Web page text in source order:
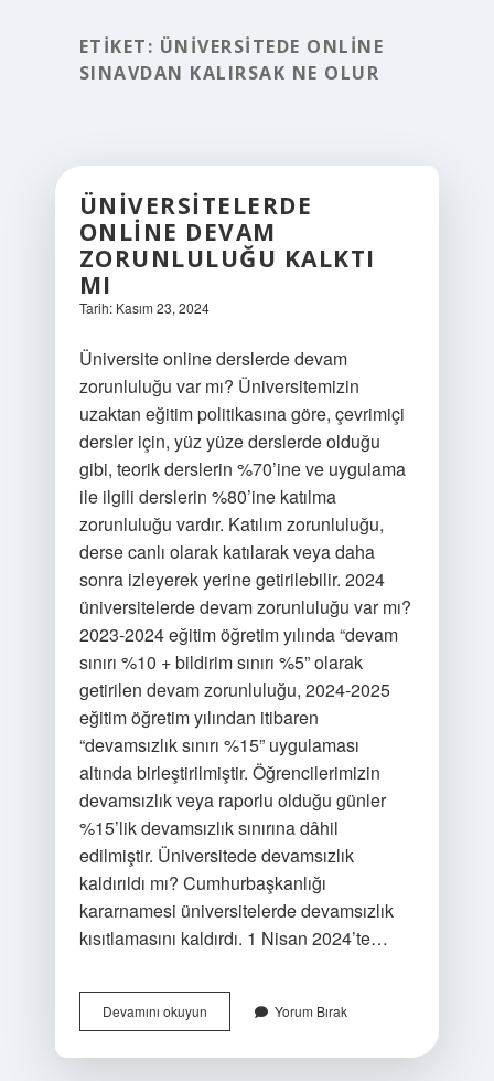
ETIKET: ÜNIVERSITEDE ONLINE
SINAVDAN KALIRSAK NE OLUR
ÜNIVERSITELERDE
ONLINE DEVAM
ZORUNLULUĞU KALKTI
MI
Tarih: Kasım 23, 2024
Üniversite online derslerde devam
zorunluluğu var mı? Üniversitemizin
uzaktan eğitim politikasına göre, çevrimiçi
dersler için, yüz yüze derslerde olduğu
gibi, teorik derslerin %70’ine ve uygulama
ile ilgili derslerin %80’ine katılma
zorunluluğu vardır. Katılım zorunluluğu,
derse canlı olarak katılarak veya daha
sonra izleyerek yerine getirilebilir. 2024
üniversitelerde devam zorunluluğu var mı?
2023-2024 eğitim öğretim yılında “devam
sınırı %10 + bildirim sınırı %5” olarak
getirilen devam zorunluluğu, 2024-2025
eğitim öğretim yılından itibaren
“devamsızlık sınırı %15” uygulaması
altında birleştirilmiştir. Öğrencilerimizin
devamsızlık veya raporlu olduğu günler
%15’lik devamsızlık sınırına dâhil
edilmiştir. Üniversitede devamsızlık
kaldırıldı mı? Cumhurbaşkanlığı
kararnamesi üniversitelerde devamsızlık
kısıtlamasını kaldırdı. 1 Nisan 2024’te…
Devamını okuyunÜniversitelerde
Online
Yorum Bırak